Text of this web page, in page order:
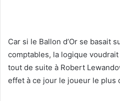
Car si le Ballon d’Or se basait
comptables, la logique
tout de suite à Robert
effet à ce jour le joueur le plus